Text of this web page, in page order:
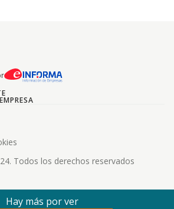
Todos los derechos reservados
Hay más por ver